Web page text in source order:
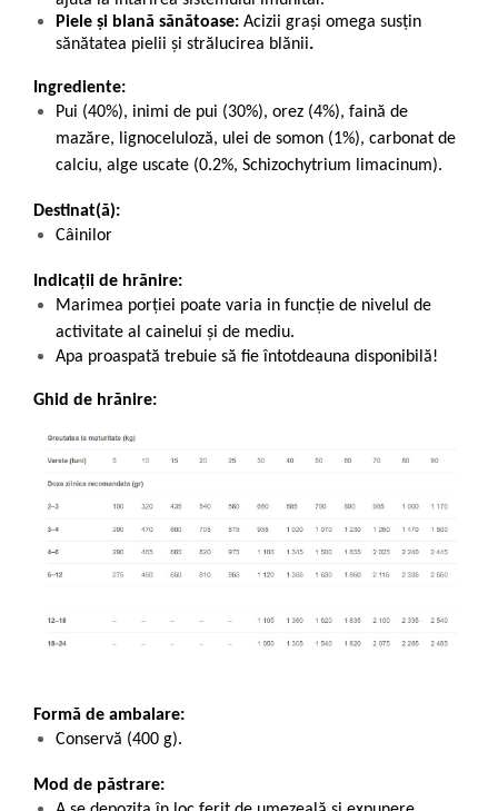
Piele și blană sănătoase: Acizii grași omega susțin
sănătatea pielii și strălucirea blănii.
Ingrediente:
Pui (40%), inimi de pui (30%), orez (4%), faină de
mazăre, lignoceluloză, ulei de somon (1%), carbonat de
calciu, alge uscate (0.2%, Schizochytrium limacinum).
Destinat(ă):
Câinilor
Indicații de hrănire:
Marimea porției poate varia in funcție de nivelul de
activitate al cainelui și de mediu.
Apa proaspată trebuie să fie întotdeauna disponibilă!
Ghid de hrănire:
Formă de ambalare:
Conservă (400 g).
Mod de păstrare: